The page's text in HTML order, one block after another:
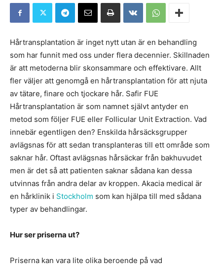
Hårtransplantation är inget nytt utan är en behandling
som har funnit med oss under flera decennier. Skillnaden
är att metoderna blir skonsammare och effektivare. Allt
fler väljer att genomgå en hårtransplantation för att njuta
av tätare, finare och tjockare hår. Safir FUE
Hårtransplantation är som namnet självt antyder en
metod som följer FUE eller Follicular Unit Extraction. Vad
innebär egentligen den? Enskilda hårsäcksgrupper
avlägsnas för att sedan transplanteras till ett område som
saknar hår. Oftast avlägsnas hårsäckar från bakhuvudet
men är det så att patienten saknar sådana kan dessa
utvinnas från andra delar av kroppen. Akacia medical är
en hårklinik i Stockholm som kan hjälpa till med sådana
typer av behandlingar.
Hur ser priserna ut?
Priserna kan vara lite olika beroende på vad